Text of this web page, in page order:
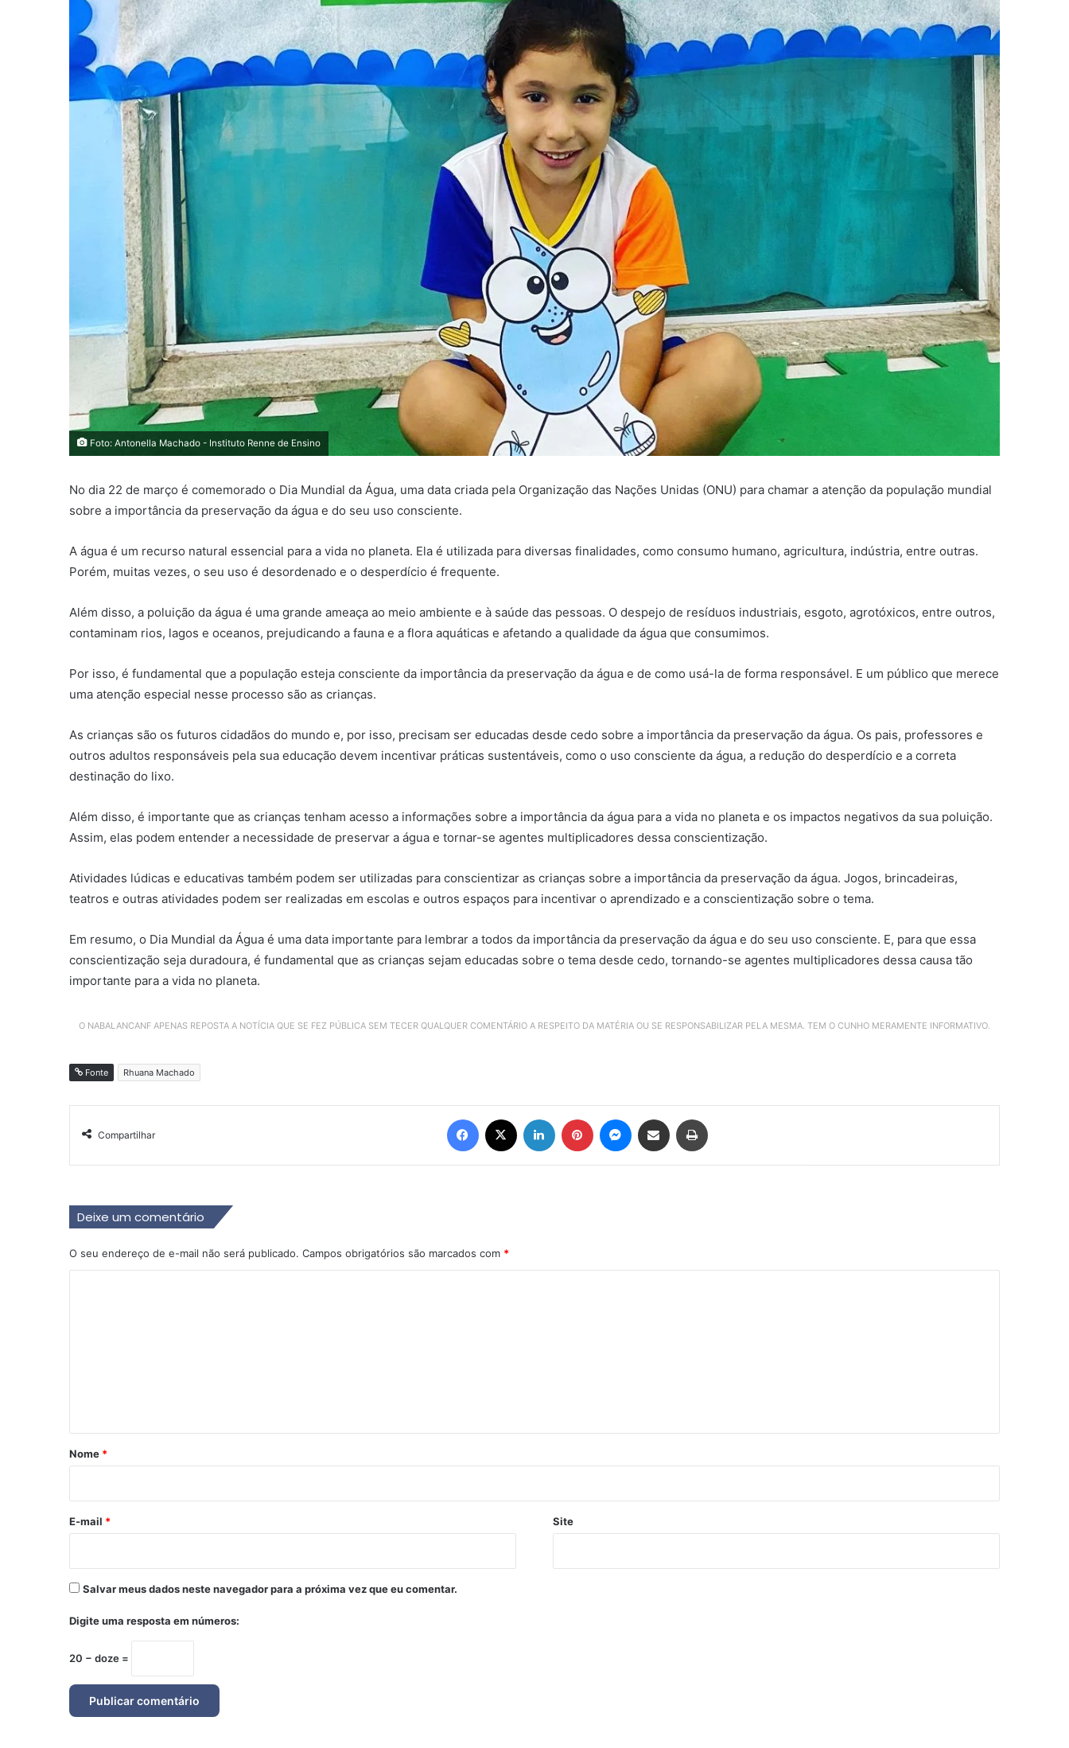
Foto: Antonella Machado - Instituto Renne de Ensino
No dia 22 de março é comemorado o Dia Mundial da Água, uma data criada pela Organização das Nações Unidas (ONU) para chamar a atenção da população mundial
sobre a importância da preservação da água e do seu uso consciente.
A água é um recurso natural essencial para a vida no planeta. Ela é utilizada para diversas finalidades, como consumo humano, agricultura, indústria, entre outras.
Porém, muitas vezes, o seu uso é desordenado e o desperdício é frequente.
Além disso, a poluição da água é uma grande ameaça ao meio ambiente e à saúde das pessoas. O despejo de resíduos industriais, esgoto, agrotóxicos, entre outros,
contaminam rios, lagos e oceanos, prejudicando a fauna e a flora aquáticas e afetando a qualidade da água que consumimos.
Por isso, é fundamental que a população esteja consciente da importância da preservação da água e de como usá-la de forma responsável. E um público que merece
uma atenção especial nesse processo são as crianças.
As crianças são os futuros cidadãos do mundo e, por isso, precisam ser educadas desde cedo sobre a importância da preservação da água. Os pais, professores e
outros adultos responsáveis pela sua educação devem incentivar práticas sustentáveis, como o uso consciente da água, a redução do desperdício e a correta
destinação do lixo.
Além disso, é importante que as crianças tenham acesso a informações sobre a importância da água para a vida no planeta e os impactos negativos da sua poluição.
Assim, elas podem entender a necessidade de preservar a água e tornar-se agentes multiplicadores dessa conscientização.
Atividades lúdicas e educativas também podem ser utilizadas para conscientizar as crianças sobre a importância da preservação da água. Jogos, brincadeiras,
teatros e outras atividades podem ser realizadas em escolas e outros espaços para incentivar o aprendizado e a conscientização sobre o tema.
Em resumo, o Dia Mundial da Água é uma data importante para lembrar a todos da importância da preservação da água e do seu uso consciente. E, para que essa
conscientização seja duradoura, é fundamental que as crianças sejam educadas sobre o tema desde cedo, tornando-se agentes multiplicadores dessa causa tão
importante para a vida no planeta.
O NABALANCANF APENAS REPOSTA A NOTÍCIA QUE SE FEZ PÚBLICA SEM TECER QUALQUER COMENTÁRIO A RESPEITO DA MATÉRIA OU SE RESPONSABILIZAR PELA MESMA. TEM O CUNHO MERAMENTE INFORMATIVO.
Fonte Rhuana Machado
Compartilhar
Deixe um comentário
O seu endereço de e-mail não será publicado. Campos obrigatórios são marcados com *
r
*
Nome *
E-mail * Site
Salvar meus dados neste navegador para a próxima vez que eu comentar.
Digite uma resposta em números:
20 − doze =